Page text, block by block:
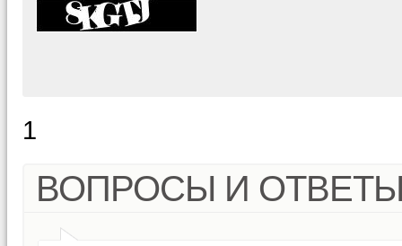
1
ВОПРОСЫ И